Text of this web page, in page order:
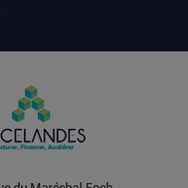
se soigner
de 3 mois, la Française
poste chez OpenAI pour se